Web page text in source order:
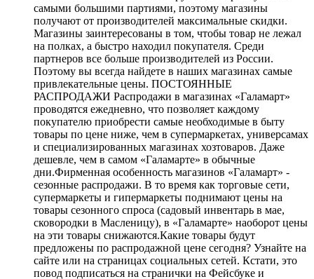
самыми большими партиями, поэтому магазины
получают от производителей максимальные скидки.
Магазины заинтересованы в том, чтобы товар не лежал
на полках, а быстро находил покупателя. Среди
партнеров все больше производителей из России.
Поэтому вы всегда найдете в наших магазинах самые
привлекательные цены. ПОСТОЯННЫЕ
РАСПРОДАЖИ Распродажи в магазинах «Галамарт»
проводятся ежедневно, что позволяет каждому
покупателю приобрести самые необходимые в быту
товары по цене ниже, чем в супермаркетах, универсамах
и специализированных магазинах хозтоваров. Даже
дешевле, чем в самом «Галамарте» в обычные
дни.Фирменная особенность магазинов «Галамарт» -
сезонные распродажи. В то время как торговые сети,
супермаркеты и гипермаркеты поднимают цены на
товары сезонного спроса (садовый инвентарь в мае,
сковородки в Масленицу), в «Галамарте» наоборот цены
на эти товары снижаются.Какие товары будут
предложены по распродажной цене сегодня? Узнайте на
сайте или на страницах социальных сетей. Кстати, это
повод подписаться на странички на Фейсбуке и